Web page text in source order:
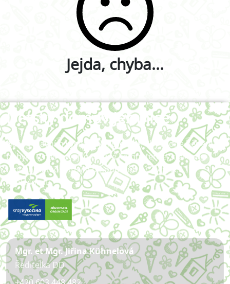
Jejda, chyba...
Dětský domov Jemnice
Naším hlavním výchovným cílem je, aby si dítě během
pobytu u nás osvojilo takové kompetence, které mu
umožní samostatný a plnohodnotný život ve
společnosti.
Mgr. et Mgr. Jiřina Kühnelová
Ředitelka DD